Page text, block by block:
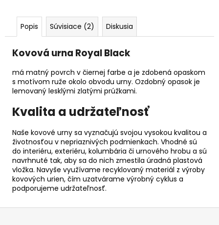
Popis Súvisiace (2) Diskusia
Kovová urna Royal Black
má matný povrch v čiernej farbe a je zdobená opaskom
s motívom ruže okolo obvodu urny. Ozdobný opasok je
lemovaný lesklými zlatými prúžkami.
Kvalita a udržateľnosť
Naše kovové urny sa vyznačujú svojou vysokou kvalitou a
životnosťou v nepriaznivých podmienkach. Vhodné sú
do interiéru, exteriéru, kolumbária či urnového hrobu a sú
navrhnuté tak, aby sa do nich zmestila úradná plastová
vložka. Navyše využívame recyklovaný materiál z výroby
kovových urien, čím uzatvárame výrobný cyklus a
podporujeme udržateľnosť.